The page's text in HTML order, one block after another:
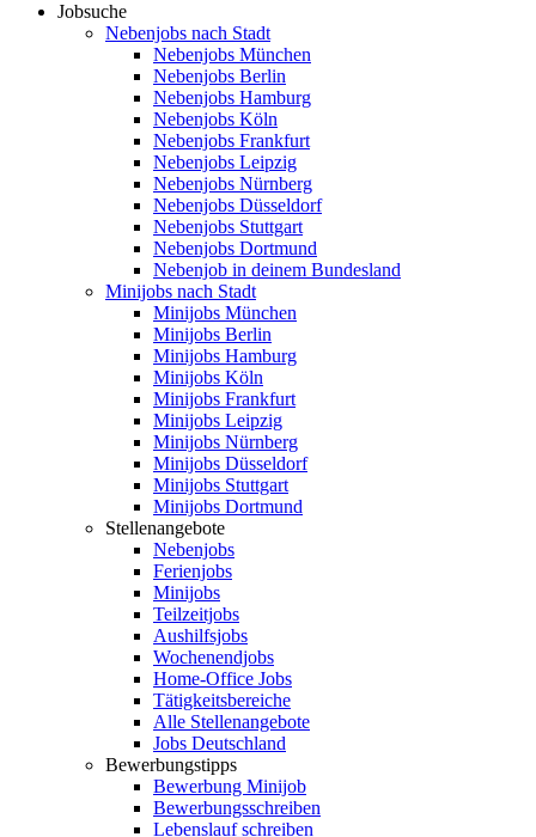
Jobsuche
Nebenjobs nach Stadt
Nebenjobs München
Nebenjobs Berlin
Nebenjobs Hamburg
Nebenjobs Köln
Nebenjobs Frankfurt
Nebenjobs Leipzig
Nebenjobs Nürnberg
Nebenjobs Düsseldorf
Nebenjobs Stuttgart
Nebenjobs Dortmund
Nebenjob in deinem Bundesland
Minijobs nach Stadt
Minijobs München
Minijobs Berlin
Minijobs Hamburg
Minijobs Köln
Minijobs Frankfurt
Minijobs Leipzig
Minijobs Nürnberg
Minijobs Düsseldorf
Minijobs Stuttgart
Minijobs Dortmund
Stellenangebote
Nebenjobs
Ferienjobs
Minijobs
Teilzeitjobs
Aushilfsjobs
Wochenendjobs
Home-Office Jobs
Tätigkeitsbereiche
Alle Stellenangebote
Jobs Deutschland
Bewerbungstipps
Bewerbung Minijob
Bewerbungsschreiben
Lebenslauf schreiben